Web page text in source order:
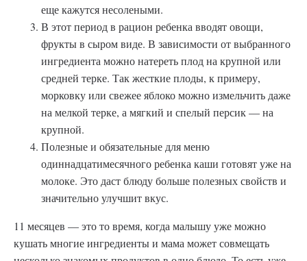
еще кажутся несолеными.
В этот период в рацион ребенка вводят овощи,
фрукты в сыром виде. В зависимости от выбранного
ингредиента можно натереть плод на крупной или
средней терке. Так жесткие плоды, к примеру,
морковку или свежее яблоко можно измельчить даже
на мелкой терке, а мягкий и спелый персик — на
крупной.
Полезные и обязательные для меню
одиннадцатимесячного ребенка каши готовят уже на
молоке. Это даст блюду больше полезных свойств и
значительно улучшит вкус.
11 месяцев — это то время, когда малышу уже можно
кушать многие ингредиенты и мама может совмещать